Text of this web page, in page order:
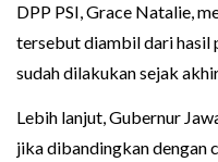
DPP PSI, Grace Natalie,
tersebut diambil dari hasil
sudah dilakukan sejak
Lebih lanjut, Gubernur
jika dibandingkan dengan